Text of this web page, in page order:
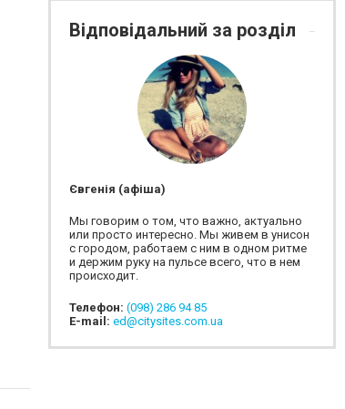
Відповідальний за розділ
Євгенія (афіша)
Мы говорим о том, что важно, актуально
или просто интересно. Мы живем в унисон
с городом, работаем с ним в одном ритме
и держим руку на пульсе всего, что в нем
происходит.
Телефон: (098) 286 94 85
E-mail: ed@citysites.com.ua